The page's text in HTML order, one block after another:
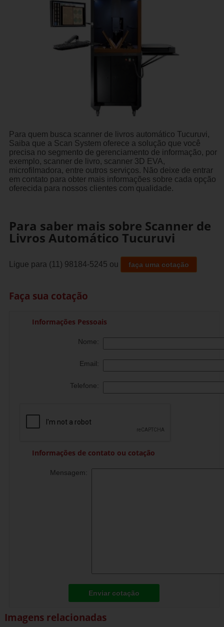
Para quem busca scanner de livros automático Tucuruvi,
Saiba que a Scan System oferece a solução que você
precisa no segmento de gerenciamento de informação, por
exemplo, scanner de livro, scanner 3D EVA,
microfilmadora, entre outros serviços. Não deixe de entrar
em contato para obter mais informações sobre cada opção
oferecida para nossos clientes com qualidade.
Para saber mais sobre Scanner de
Livros Automático Tucuruvi
Ligue para (11) 98184-5245 ou faça uma cotação
Faça sua cotação
Informações Pessoais
Nome:
Email:
Telefone:
Informações de contato ou cotação
Mensagem:
Enviar cotação
Imagens relacionadas